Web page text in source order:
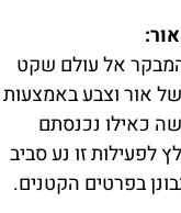
המבקר אל עולם שקט
אור וצבע באמצעות
כאילו נכנסתם
לפעילות זו נע סביב
בפרטים הקטנים.